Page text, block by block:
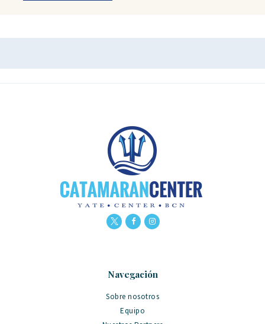
Navegación
Sobre nosotros
Equipo